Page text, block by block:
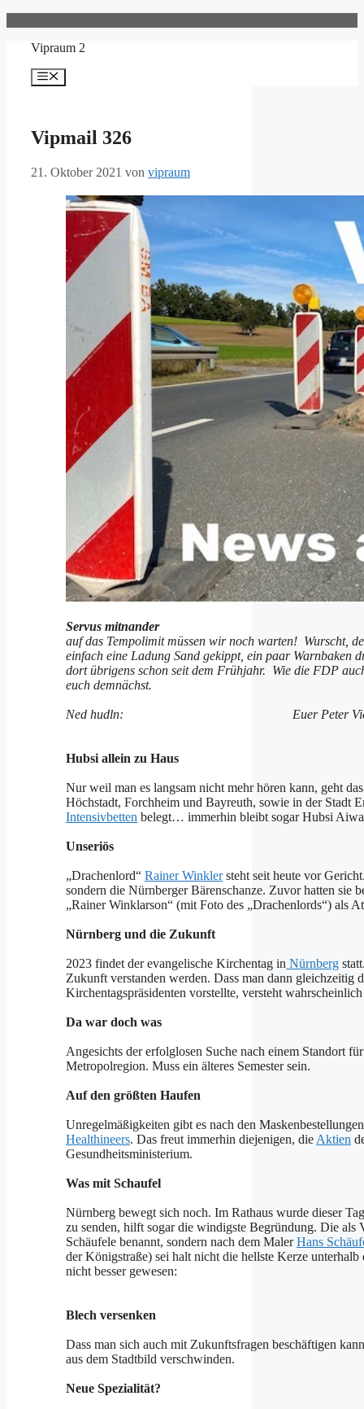
springenVipraum 2
Menü
Vipmail 326
21. Oktober 2021 von vipraum
Servus mitnander
auf das Tempolimit müssen wir noch warten! Wurscht,
einfach eine Ladung Sand gekippt, ein paar Warnbaken
dort übrigens schon seit dem Frühjahr. Wie die FDP
euch demnächst.
Ned hudln: Euer Peter
Hubsi allein zu Haus
Nur weil man es langsam nicht mehr hören kann, geht
Höchstadt, Forchheim und Bayreuth, sowie in der Stadt
Intensivbetten belegt… immerhin bleibt sogar Hubsi
Unseriös
„Drachenlord“ Rainer Winklersteht seit heute vor
sondern die Nürnberger Bärenschanze. Zuvor hatten sie
„Rainer Winklarson“ (mit Foto des „Drachenlords“) als
Nürnberg und die Zukunft
2023 findet der evangelische Kirchentag in Nürnberg
Zukunft verstanden werden. Dass man dann gleichzeitig
Kirchentagspräsidenten vorstellte, versteht
Da war doch was
Angesichts der erfolglosen Suche nach einem Standort
Metropolregion. Muss ein älteres Semester sein.
Auf den größten Haufen
Unregelmäßigkeiten gibt es nach den
Healthineers. Das freut immerhin diejenigen, dieAktien
Gesundheitsministerium.
Was mit Schaufel
Nürnberg bewegt sich noch. Im Rathaus wurde dieser
zu senden, hilft sogar die windigste Begründung. Die als
Schäufele benannt, sondern nach dem MalerHans
der Königstraße) sei halt nicht die hellste Kerze
nicht besser gewesen:
Blech versenken
Dass man sich auch mit Zukunftsfragen beschäftigen
aus dem Stadtbild verschwinden.
Neue Spezialität?